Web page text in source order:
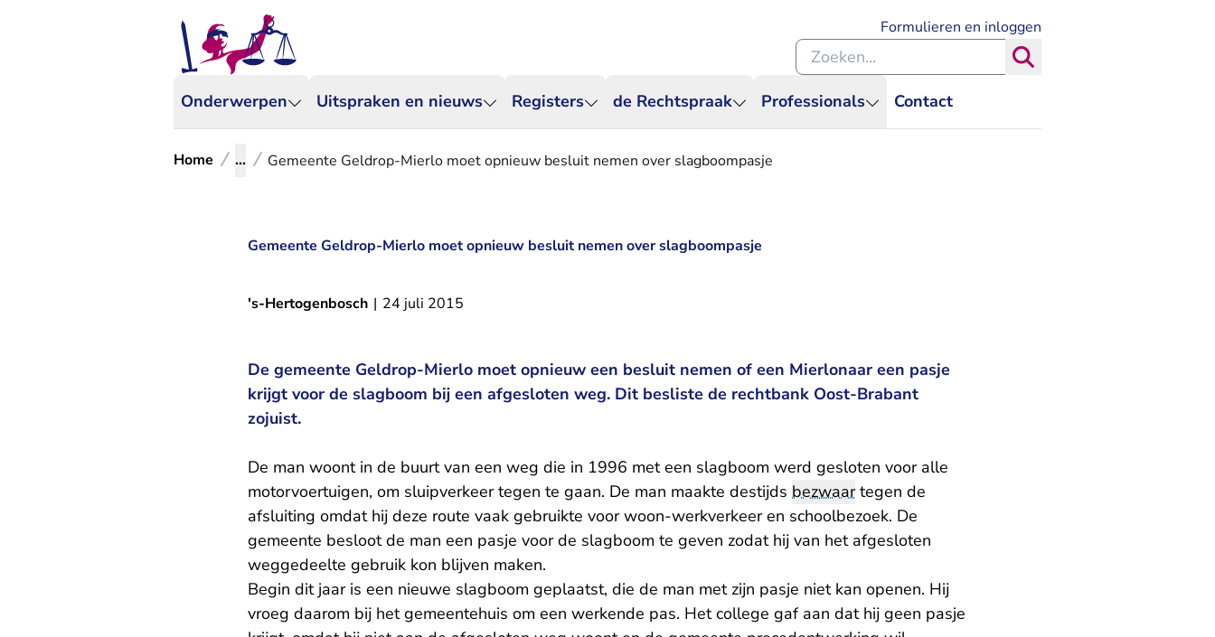
Onderwerpen Uitspraken en nieuws Registers de Rechtspraak Professionals Contact
Formulieren en inloggen
Zoeken binnen de Rechtspraak
Home ... Gemeente Geldrop-Mierlo moet opnieuw besluit nemen over slagboompasje
Gemeente Geldrop-Mierlo moet opnieuw besluit nemen over slagboompasje
's-Hertogenbosch | 24 juli 2015
De gemeente Geldrop-Mierlo moet opnieuw een besluit nemen of een Mierlonaar een pasje
krijgt voor de slagboom bij een afgesloten weg. Dit besliste de rechtbank Oost-Brabant
zojuist.
De man woont in de buurt van een weg die in 1996 met een slagboom werd gesloten voor alle
motorvoertuigen, om sluipverkeer tegen te gaan. De man maakte destijds bezwaartegen de
afsluiting omdat hij deze route vaak gebruikte voor woon-werkverkeer en schoolbezoek. De
gemeente besloot de man een pasje voor de slagboom te geven zodat hij van het afgesloten
weggedeelte gebruik kon blijven maken.
Begin dit jaar is een nieuwe slagboom geplaatst, die de man met zijn pasje niet kan openen. Hij
vroeg daarom bij het gemeentehuis om een werkende pas. Het college gaf aan dat hij geen pasje